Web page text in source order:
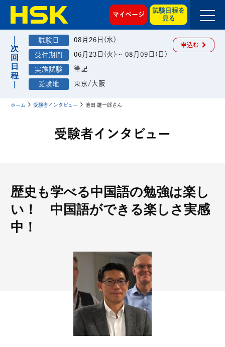
マイページ
試験日程を
見る
08月26日(水)
06月23日(火)～ 08月09日(日)
筆記
東京/大阪
申込む
ホーム 受験者インタビュー 池田 雄一郎さん
受験者インタビュー
歴史も学べる中国語の勉強は楽し
い！ 中国語ができる楽しさ実感
中！